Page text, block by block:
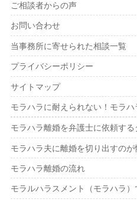
ご相談者からの声
お問い合わせ
当事務所に寄せられた相談一覧
プライバシーポリシー
サイトマップ
モラハラに耐えられない！モラ
モラハラ離婚を弁護士に依頼す
モラハラ夫に離婚を切り出すのが
モラハラ離婚の流れ
モラルハラスメント（モラハラ）